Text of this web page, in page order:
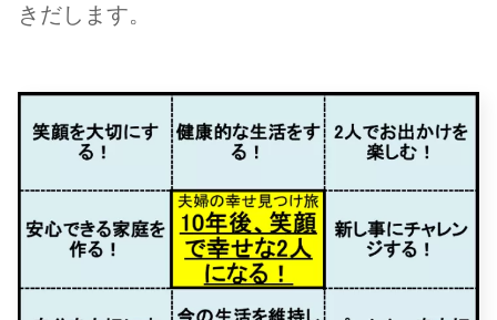
きだします。